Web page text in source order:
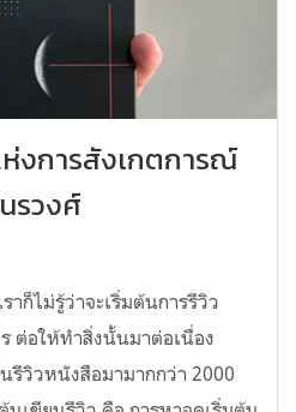
งการสังเกตการณ์
รวงศ์
าก็ไม่รู้ว่าจะเริ่มต้นการรีวิว
ต่อให้ทำสิ่งนั้นมาต่อเนื่อง
รีวิวหนังสือมามากกว่า 2000